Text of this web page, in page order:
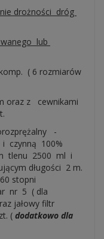
drożności dróg
lub
( 6 rozmiarów
z cewnikami
-
czynną 100%
tlenu 2500 ml i
długości 2 m.
stopni
nr 5 ( dla
jałowy filtr
( dodatkowo dla